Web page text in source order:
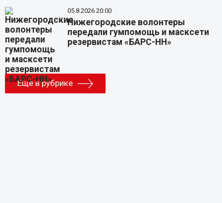
05.8.2026 20:00
Нижегородские волонтеры
передали гумпомощь и масксети
резервистам «БАРС-НН»
Еще в рубрике